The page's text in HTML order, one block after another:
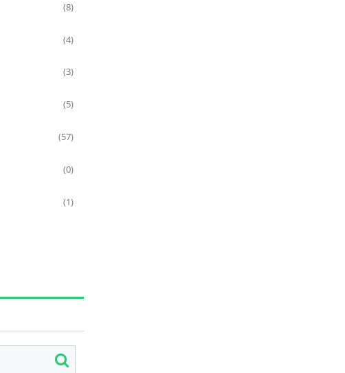
(8)
(4)
(3)
(5)
(57)
(0)
(1)